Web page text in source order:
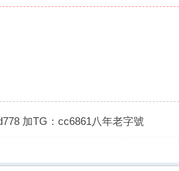
加TG：cc6861八年老字號